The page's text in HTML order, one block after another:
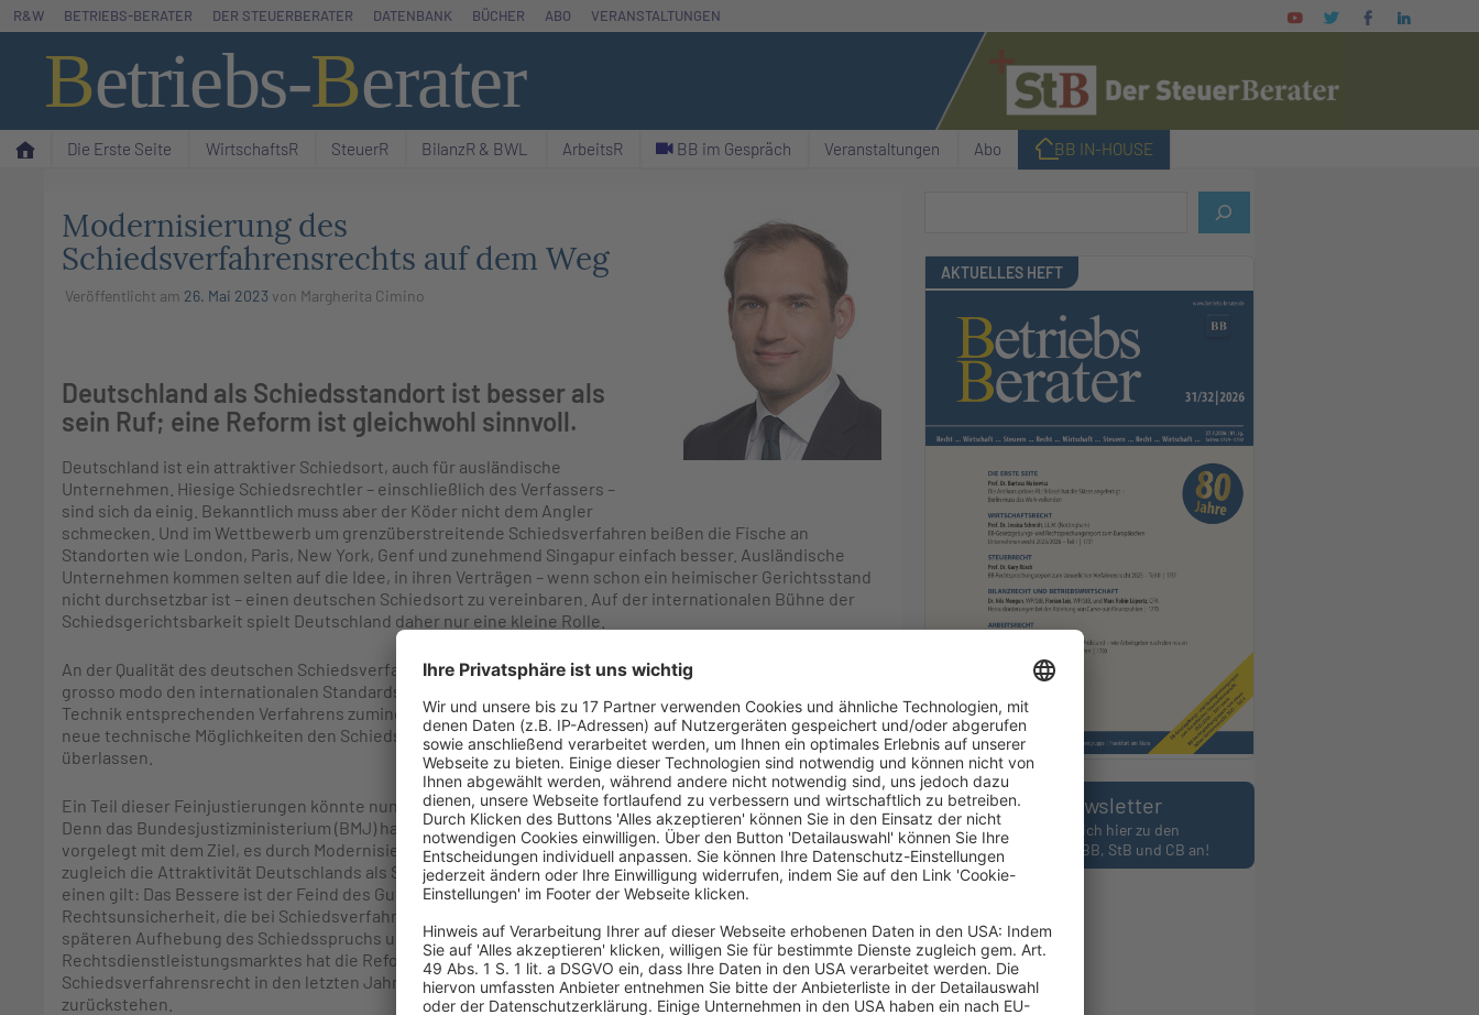
Zum
Inhalt
springen
R&W BETRIEBS-BERATER DER STEUERBERATER DATENBANK BÜCHER ABO VERANSTALTUNGEN
Betriebs-Berater
Die Erste Seite WirtschaftsR SteuerR BilanzR & BWL ArbeitsR C BB im Gespräch Veranstaltungen Abo I BB IN-HOUSE
Modernisierung des
Schiedsverfahrensrechts auf dem Weg
Veröffentlicht am 26. Mai 2023 von Margherita Cimino
Deutschland als Schiedsstandort ist besser als
sein Ruf; eine Reform ist gleichwohl sinnvoll.
Deutschland ist ein attraktiver Schiedsort, auch für ausländische
Unternehmen. Hiesige Schiedsrechtler – einschließlich des Verfassers –
sind sich da einig. Bekanntlich muss aber der Köder nicht dem Angler
schmecken. Und im Wettbewerb um grenzüberstreitende Schiedsverfahren beißen die Fische an
Standorten wie London, Paris, New York, Genf und zunehmend Singapur einfach besser. Ausländische
Unternehmen kommen selten auf die Idee, in ihren Verträgen – wenn schon ein heimischer Gerichtsstand
nicht durchsetzbar ist – einen deutschen Schiedsort zu vereinbaren. Auf der internationalen Bühne der
Schiedsgerichtsbarkeit spielt Deutschland daher nur eine kleine Rolle.
An der Qualität des deutschen Schiedsverfahrensrechts liegt dies eher nicht. Denn dieses entspricht
grosso modo den internationalen Standards. Auch steht es der Führung eines dem neuesten Stand der
Technik entsprechenden Verfahrens zumindest nicht im Wege. Freilich wird bislang die Feinjustierung an
neue technische Möglichkeiten den Schiedsvereinbarungen und den Regulativen der Schiedsinstitutionen
überlassen.
Ein Teil dieser Feinjustierungen könnte nun bald in die Zivilprozessordnung ( ZPO ) überführt werden.
Denn das Bundesjustizministerium (BMJ) hat ein Eckpunktepapier zur Reform des Schiedsverfahrensrecht
vorgelegt mit dem Ziel, es durch Modernisierung an die Bedürfnisse der heutigen Zeit anzupassen und
zugleich die Attraktivität Deutschlands als Schiedsstandort zu stärken. Die Initiative ist sinnvoll. Denn zum
einen gilt: Das Bessere ist der Feind des Guten. Zum anderen verhindern klarstellende Regelungen
Rechtsunsicherheit, die bei Schiedsverfahren oft verbunden sind mit der Sorge vor einer etwaigen
späteren Aufhebung des Schiedsspruchs und daher lähmend wirken können. Aus der Sicht des
Rechtsdienstleistungsmarktes hat die Reform auch Marketingwert. Viele Staaten haben ihr
Schiedsverfahrensrecht in den letzten Jahren modernisiert. Da will – und sollte – Deutschland nicht
zurückstehen.
AKTUELLES HEFT
Newsletter
Melden Sie sich hier zu den
Newslettern des BB, StB und CB an!